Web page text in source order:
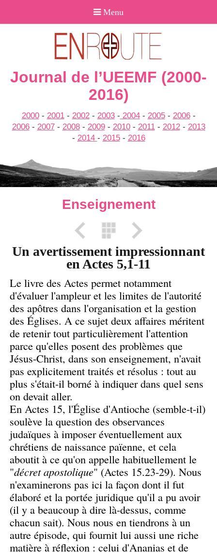
Journal de l’UEEMF (2000-
2016)
2000- 2001- 2002- 2003- 2004- 2005- 2006-
2006- 2007- 2008- 2009- 2010- 2011- 2012- 2013
- 2014 - 2015- 2016
Enseignement
Un avertissement impressionnant
en Actes 5,1-11
Le livre des Actes permet notamment
d'évaluer l'ampleur et les limites de l'autorité
des apôtres dans l'organisation et la gestion
des Églises. A ce sujet deux affaires méritent
de retenir tout particulièrement l'attention
parce qu'elles posent des problèmes que
Jésus-Christ, dans son enseignement, n'avait
pas explicitement traités et résolus : tout au
plus s'était-il borné à indiquer dans quel sens
on devait aller.
En Actes 15, l'Église d'Antioche (semble-t-il)
soulève la question des observances
judaïques à imposer éventuellement aux
chrétiens de naissance païenne, et cela
aboutit à ce qu'on appelle habituellement le
"décret apostolique" (Actes 15.23-29). Nous
n'examinerons pas ici la façon dont il fut
élaboré et la portée juridique qu'il a pu avoir
(il y a beaucoup à dire là-dessus, comme
chacun sait). Nous nous en tiendrons à un
autre épisode, qui fournit lui aussi une riche
matière à réflexion : celui d'Ananias et de